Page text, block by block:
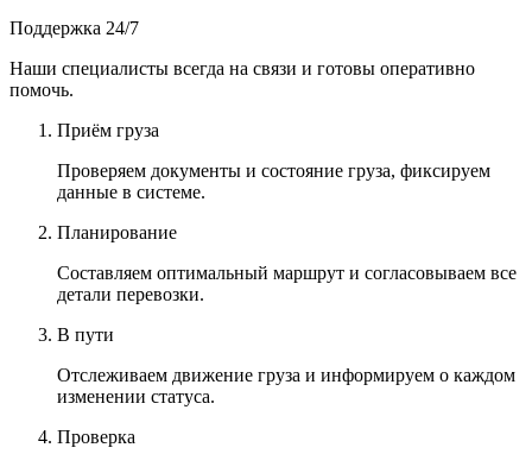
Поддержка 24/7
Наши специалисты всегда на связи и готовы оперативно
помочь.
Приём груза
Проверяем документы и состояние груза, фиксируем
данные в системе.
Планирование
Составляем оптимальный маршрут и согласовываем все
детали перевозки.
В пути
Отслеживаем движение груза и информируем о каждом
изменении статуса.
Проверка